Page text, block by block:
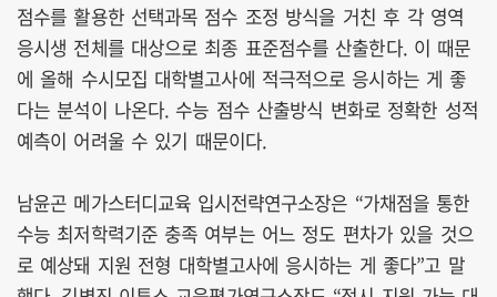
점수를 활용한 선택과목 점수 조정 방식을 거친 후 각 영역
응시생 전체를 대상으로 최종 표준점수를 산출한다. 이 때문
에 올해 수시모집 대학별고사에 적극적으로 응시하는 게 좋
다는 분석이 나온다. 수능 점수 산출방식 변화로 정확한 성적
예측이 어려울 수 있기 때문이다.
남윤곤 메가스터디교육 입시전략연구소장은 “가채점을 통한
수능 최저학력기준 충족 여부는 어느 정도 편차가 있을 것으
로 예상돼 지원 전형 대학별고사에 응시하는 게 좋다”고 말